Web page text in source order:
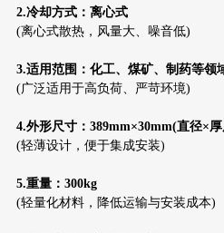
2.冷却方式：离心式
(离心式散热，风量大、噪音低)
3.适用范围：化工、煤矿、制药等领
(广泛适用于高负荷、严苛环境)
4.外形尺寸：389mm×30mm(直径×厚
(轻薄设计，便于集成安装)
5.重量：300kg
(轻量化材料，降低运输与安装成本)